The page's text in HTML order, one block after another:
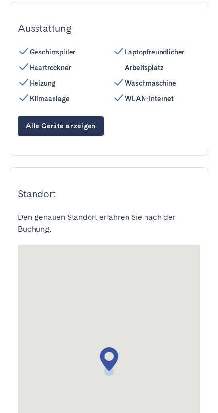
Ausstattung
Geschirrspüler
Haartrockner
Heizung
Klimaanlage
Laptopfreundlicher
Arbeitsplatz
Waschmaschine
WLAN-Internet
Alle Geräte anzeigen
Standort
Den genauen Standort erfahren Sie nach der
Buchung.